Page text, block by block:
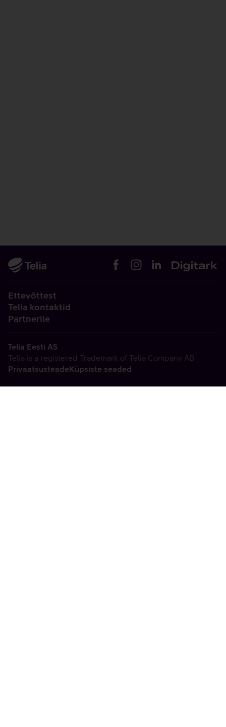
Ettevõttest
Telia kontaktid
Partnerile
Telia Eesti AS
Telia is a registered Trademark of Telia Company AB
PrivaatsusteadeKüpsiste seaded